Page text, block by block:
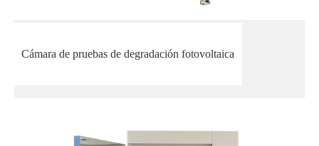
Cámara de pruebas de degradación fotovoltaica